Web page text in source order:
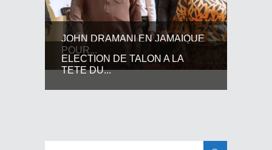
JOHN DRAMANI EN JAMAIQUE
POUR...
ELECTION DE TALON A LA
TETE DU...